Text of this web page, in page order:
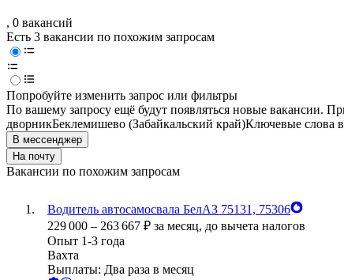
, 0 вакансий
Есть 3 вакансии по похожим запросам
Попробуйте изменить запрос или фильтры
По вашему запросу ещё будут появляться новые вакансии.
дворникБеклемишево (Забайкальский край)Ключевые слова
В мессенджер
На почту
Вакансии по похожим запросам
Водитель автосамосвала БелАЗ 75131, 75306
229 000 – 263 667 ₽ за месяц, до вычета налогов
Опыт 1-3 года
Вахта
Выплаты: Два раза в месяц